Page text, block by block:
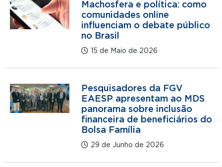
Machosfera e política: como
comunidades online
influenciam o debate público
no Brasil
15 de Maio de 2026
Pesquisadores da FGV
EAESP apresentam ao MDS
panorama sobre inclusão
financeira de beneficiários do
Bolsa Família
29 de Junho de 2026